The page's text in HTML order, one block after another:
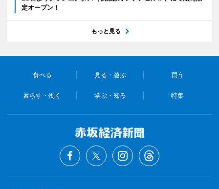
定オープン！
もっと見る
食べる 見る・遊ぶ 買う
暮らす・働く 学ぶ・知る 特集